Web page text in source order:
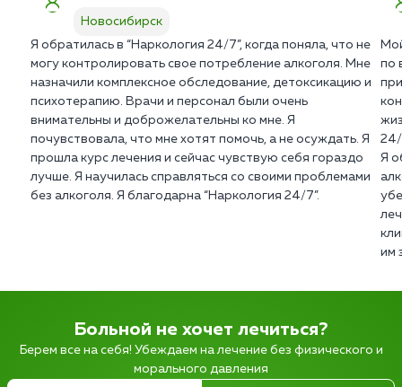
Новосибирск
Я обратилась в “Наркология 24/7”, когда поняла, что не
могу контролировать свое потребление алкоголя. Мне
назначили комплексное обследование, детоксикацию и
психотерапию. Врачи и персонал были очень
внимательны и доброжелательны ко мне. Я
почувствовала, что мне хотят помочь, а не осуждать. Я
прошла курс лечения и сейчас чувствую себя гораздо
лучше. Я научилась справляться со своими проблемами
без алкоголя. Я благодарна “Наркология 24/7”.
по
24/
Я
им
Больной не хочет лечиться?
Берем все на себя! Убеждаем на лечение без физического и
морального давления